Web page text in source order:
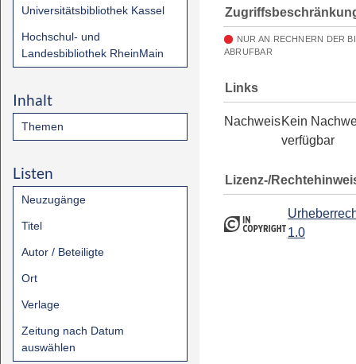
Universitätsbibliothek Kassel
Hochschul- und
Landesbibliothek RheinMain
Inhalt
Themen
Listen
Neuzugänge
Titel
Autor / Beteiligte
Ort
Verlage
Zeitung nach Datum
auswählen
NUR AN RECHNERN DER
ABRUFBAR
Links
NachweisKein
verfügbar
Lizenz-/
1.0